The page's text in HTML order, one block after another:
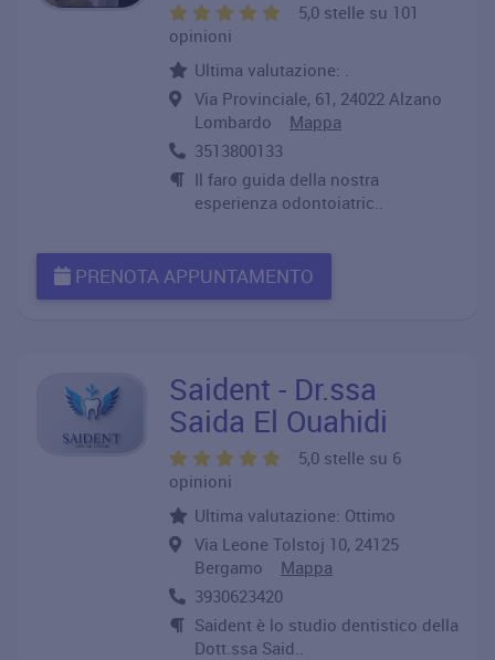
5,0 stelle su 101
opinioni
Ultima valutazione: .
Via Provinciale, 61, 24022 Alzano
Lombardo Mappa
3513800133
Il faro guida della nostra
esperienza odontoiatric..
PRENOTA APPUNTAMENTO
Saident - Dr.ssa
Saida El Ouahidi
5,0 stelle su 6
opinioni
Ultima valutazione: Ottimo
Via Leone Tolstoj 10, 24125
Bergamo Mappa
3930623420
Saident è lo studio dentistico della
Dott.ssa Said..